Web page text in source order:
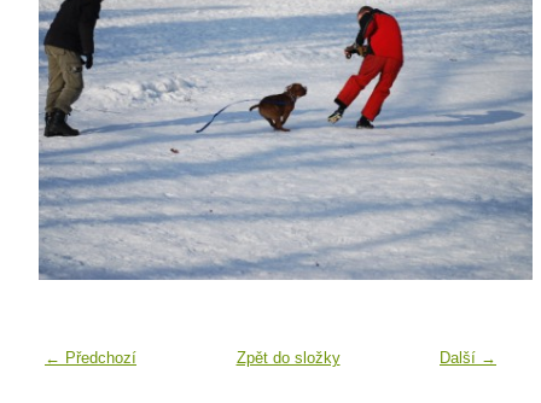
← Předchozí Další →
Zpět do složky